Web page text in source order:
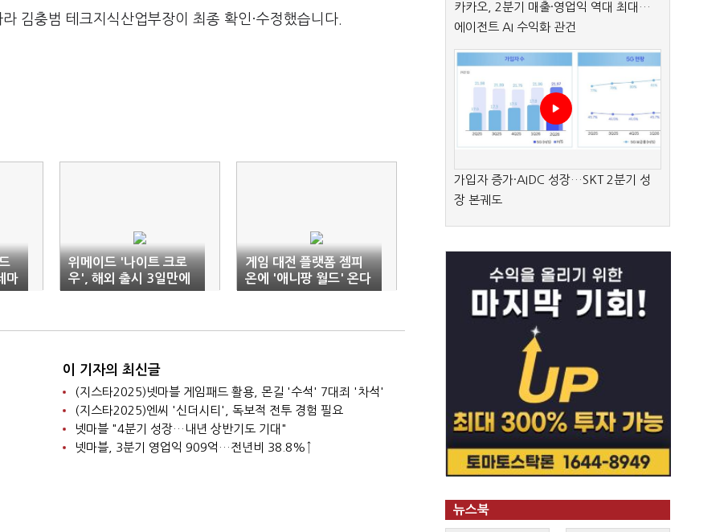
김충범 테크지식산업부장이 최종 확인·수정했습니다.
마
위메이드 '나이트 크로
우', 해외 출시 3일만에
매출 천만달러 돌파
게임 대전 플랫폼 젬피
온에 '애니팡 월드' 온다
이 기자의 최신글
(지스타2025)넷마블 게임패드 활용, 몬길 '수석' 7대죄 '차석'
(지스타2025)엔씨 '신더시티', 독보적 전투 경험 필요
넷마블 "4분기 성장…내년 상반기도 기대"
넷마블, 3분기 영업익 909억…전년비 38.8%↑
카카오, 2분기 매출·영업익 역대 최대…
에이전트 AI 수익화 관건
가입자 증가·AIDC 성장…SKT 2분기 성
장 본궤도
뉴스북